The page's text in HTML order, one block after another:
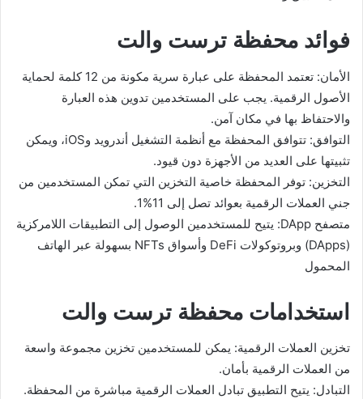
فوائد محفظة ترست والت
الأمان: تعتمد المحفظة على عبارة سرية مكونة من 12 كلمة لحماية
الأصول الرقمية. يجب على المستخدمين تدوين هذه العبارة
والاحتفاظ بها في مكان آمن.
التوافق: تتوافق المحفظة مع أنظمة التشغيل أندرويد وiOS، ويمكن
تثبيتها على العديد من الأجهزة دون قيود.
التخزين: توفر المحفظة خاصية التخزين التي تمكن المستخدمين من
جني العملات الرقمية بعوائد تصل إلى 11%1.
متصفح DApp: يتيح للمستخدمين الوصول إلى التطبيقات اللامركزية
(DApps) وبروتوكولات DeFi وأسواق NFTs بسهولة عبر الهاتف
المحمول
استخدامات محفظة ترست والت
تخزين العملات الرقمية: يمكن للمستخدمين تخزين مجموعة واسعة
من العملات الرقمية بأمان.
التبادل: يتيح التطبيق تبادل العملات الرقمية مباشرة من المحفظة.